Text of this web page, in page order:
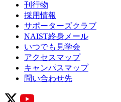
刊行物
採用情報
サポーターズクラブ
NAIST終身メール
いつでも見学会
アクセスマップ
キャンパスマップ
問い合わせ先